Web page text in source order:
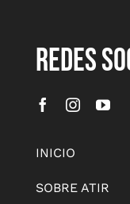
REDES
INICIO
SOBRE ATIR